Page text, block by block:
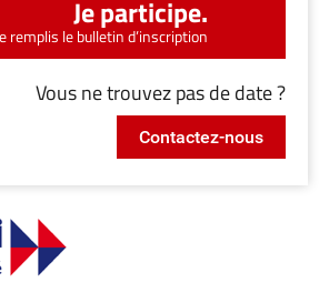
Je participe.
remplis le bulletin d’inscription
Vous ne trouvez pas de date ?
Contactez-nous